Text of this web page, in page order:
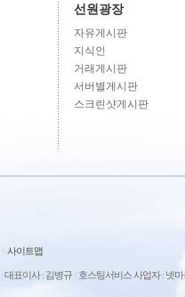
선원광장
자유게시판
지식인
거래게시판
서버별게시판
스크린샷게시판
사이트맵
대표이사 : 김병규
호스팅서비스 사업자 : 넷